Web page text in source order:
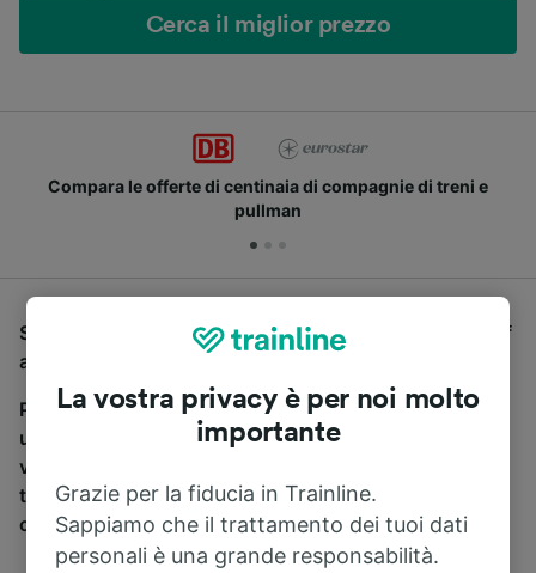
Cerca il miglior prezzo
Compara le offerte di centinaia di compagnie di treni e
pullman
Se stai cercando un pullman per viaggiare da Köln Hbf
a Duisburg Hbf, sei nel posto giusto.
Per trovare i biglietti dei pullman, è sufficiente avviare
una ricerca in alto, e compareremo i tempi e i costi del
viaggio in treno e in pullman. Con Trainline puoi
trovare i biglietti per viaggiare con oltre 170
compagnie ferroviarie e dei pullman.
La vostra privacy è per noi molto
importante
Grazie per la fiducia in Trainline.
Sappiamo che il trattamento dei tuoi dati
personali è una grande responsabilità.